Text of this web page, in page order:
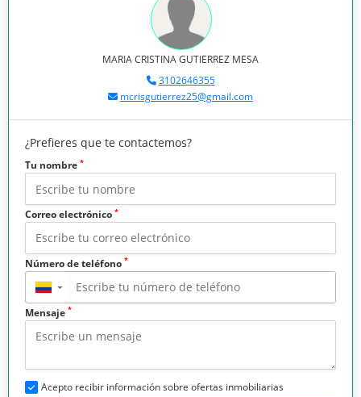
MARIA CRISTINA GUTIERREZ MESA
3102646355
mcrisgutierrez25@gmail.com
¿Prefieres que te contactemos?
Tu nombre *
Correo electrónico *
Número de teléfono *
▼
Mensaje *
Acepto recibir información sobre ofertas inmobiliarias